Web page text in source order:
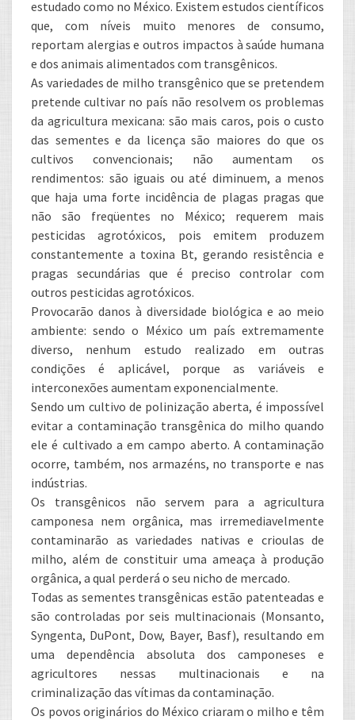
estudado como no México. Existem estudos científicos
que, com níveis muito menores de consumo,
reportam alergias e outros impactos à saúde humana
e dos animais alimentados com transgênicos.
As variedades de milho transgênico que se pretendem
pretende cultivar no país não resolvem os problemas
da agricultura mexicana: são mais caros, pois o custo
das sementes e da licença são maiores do que os
cultivos convencionais; não aumentam os
rendimentos: são iguais ou até diminuem, a menos
que haja uma forte incidência de plagas pragas que
não são freqüentes no México; requerem mais
pesticidas agrotóxicos, pois emitem produzem
constantemente a toxina Bt, gerando resistência e
pragas secundárias que é preciso controlar com
outros pesticidas agrotóxicos.
Provocarão danos à diversidade biológica e ao meio
ambiente: sendo o México um país extremamente
diverso, nenhum estudo realizado em outras
condições é aplicável, porque as variáveis e
interconexões aumentam exponencialmente.
Sendo um cultivo de polinização aberta, é impossível
evitar a contaminação transgênica do milho quando
ele é cultivado a em campo aberto. A contaminação
ocorre, também, nos armazéns, no transporte e nas
indústrias.
Os transgênicos não servem para a agricultura
camponesa nem orgânica, mas irremediavelmente
contaminarão as variedades nativas e crioulas de
milho, além de constituir uma ameaça à produção
orgânica, a qual perderá o seu nicho de mercado.
Todas as sementes transgênicas estão patenteadas e
são controladas por seis multinacionais (Monsanto,
Syngenta, DuPont, Dow, Bayer, Basf), resultando em
uma dependência absoluta dos camponeses e
agricultores nessas multinacionais e na
criminalização das vítimas da contaminação.
Os povos originários do México criaram o milho e têm